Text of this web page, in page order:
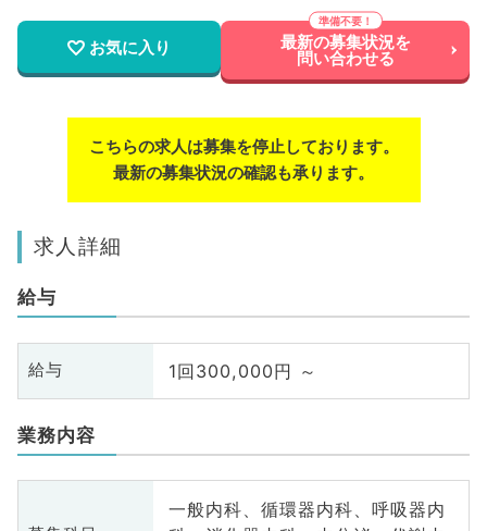
お気に入り 最新の募集状況を
問い合わせる
こちらの求人は募集を停止しております。
最新の募集状況の確認も承ります。
求人詳細
給与
給与 1回300,000円 ～
業務内容
一般内科、循環器内科、呼吸器内